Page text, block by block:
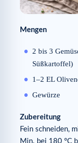
Mengen
2 bis 3
Süßkartoffel)
1–2 EL
Gewürze
Zubereitung
Fein schneiden,
Min. bei 180 °C